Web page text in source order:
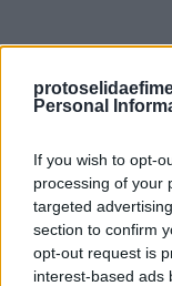
Personal
If you wish to opt-
processing of your
targeted
section to confirm
opt-out request is
interest-based ads
Στοίχημα